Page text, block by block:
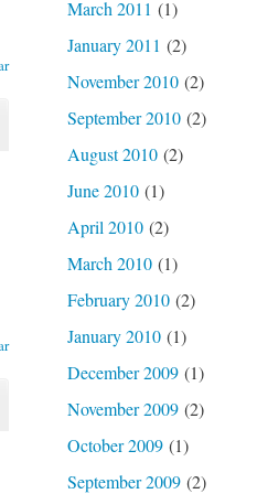
March 2011 (1)
January 2011 (2)
November 2010(2)
September 2010(2)
August 2010(2)
June 2010(1)
April 2010(2)
March 2010(1)
February 2010(2)
January 2010(1)
December 2009(1)
November 2009(2)
October 2009(1)
September 2009(2)